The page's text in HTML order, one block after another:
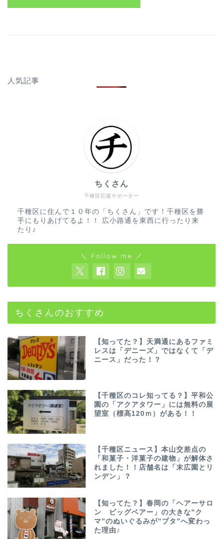
人気記事
千種区応援サポーター
ちくさん
千種区に住んで１０年の「ちくさん」です！千種区を勝
手にもりあげてるよ！！ 広小路通を東西に行ったり来
たり♪
＼ Follow me ／
ちくさんのおすすめ
【知ってた？】天満通にあるファミ
レスは「デニーズ」ではなくて「デ
ニース」だった！？
【千種区のコレ知ってる？】平和公
園の「アクアタワー」には無料の展
望室（標高120ｍ）がある！！
【千種区ニュース】本山交差点の
「和菓子・洋菓子の建物」が解体さ
れました！！店舗名は「末広園とリ
ンデン」？
【知ってた？】春岡の「ヘアーサロ
ン ビッグベアー」の大きな”ク
マ”のぬいぐるみが”ブタ”へ変わっ
た理由♪